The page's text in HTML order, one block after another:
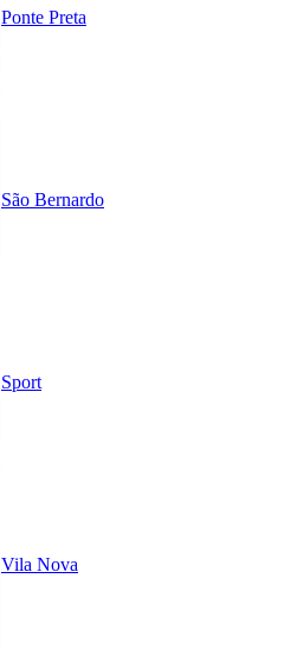
Ponte Preta
São Bernardo
Sport
Vila Nova